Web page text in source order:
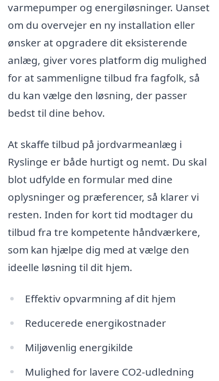
varmepumper og energiløsninger. Uanset
om du overvejer en ny installation eller
ønsker at opgradere dit eksisterende
anlæg, giver vores platform dig mulighed
for at sammenligne tilbud fra fagfolk, så
du kan vælge den løsning, der passer
bedst til dine behov.
At skaffe tilbud på jordvarmeanlæg i
Ryslinge er både hurtigt og nemt. Du skal
blot udfylde en formular med dine
oplysninger og præferencer, så klarer vi
resten. Inden for kort tid modtager du
tilbud fra tre kompetente håndværkere,
som kan hjælpe dig med at vælge den
ideelle løsning til dit hjem.
Effektiv opvarmning af dit hjem
Reducerede energikostnader
Miljøvenlig energikilde
Mulighed for lavere CO2-udledning